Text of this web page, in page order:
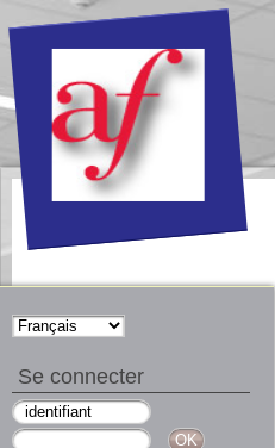
Se connecter